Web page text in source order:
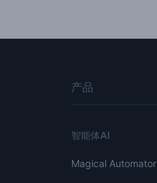
产品
智能体AI
Magical Automator